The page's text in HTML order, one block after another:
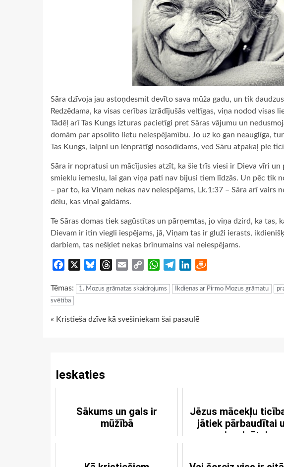
Sāra dzīvoja jau astoņdesmit devīto sava mūža gadu, un tik
Redzēdama, ka visas cerības izrādījušās veltīgas, viņa nodod visas
Tādēļ arī Tas Kungs izturas pacietīgi pret Sāras vājumu un
domām par apsolīto lietu neiespējamību. Jo uz ko gan neauglīga,
Tas Kungs, laipni un lēnprātīgi nosodīdams, ved Sāru atpakaļ pie
Sāra ir nopratusi un mācījusies atzīt, ka šie trīs viesi ir Dieva vīri un
smieklu iemeslu, lai gan viņa pati nav bijusi tiem līdzās. Un pēc tik
– par to, ka Viņam nekas nav neiespējams, Lk.1:37 – Sāra arī
dēlu, kas viņai gaidāms.
Te Sāras domas tiek sagūstītas un pārņemtas, jo viņa dzird, ka tas,
Dievam ir itin viegli iespējams, jā, Viņam tas ir gluži ierasts,
darbiem, tas nešķiet nekas brīnumains vai neiespējams.
Facebook BlueskyThreads
Email
Copy
WhatsApp
TelegramLinkedIn
Tēmas: 1. Mozus grāmatas skaidrojums Ikdienas ar Pirmo Mozus grāmatu
svētība
Continue
« Kristieša dzīve kā svešiniekam šai pasaulē
Ieskaties
Sākums un gals ir
mūžībā
Jēzus mācekļu
jātiek pārbaudītai
vingrinātai